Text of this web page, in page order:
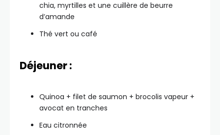
chia, myrtilles et une cuillère de beurre
d’amande
Thé vert ou café
Déjeuner :
Quinoa + filet de saumon + brocolis vapeur +
avocat en tranches
Eau citronnée